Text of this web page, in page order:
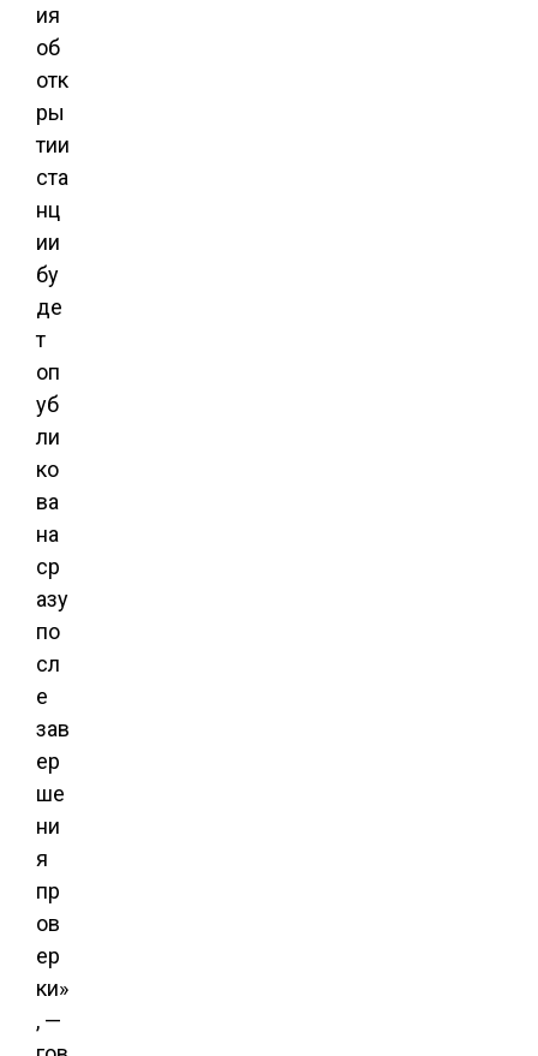
ия
об
отк
ры
тии
ста
нц
ии
бу
де
т
оп
уб
ли
ко
ва
на
ср
азу
по
сл
е
зав
ер
ше
ни
я
пр
ов
ер
ки»
, —